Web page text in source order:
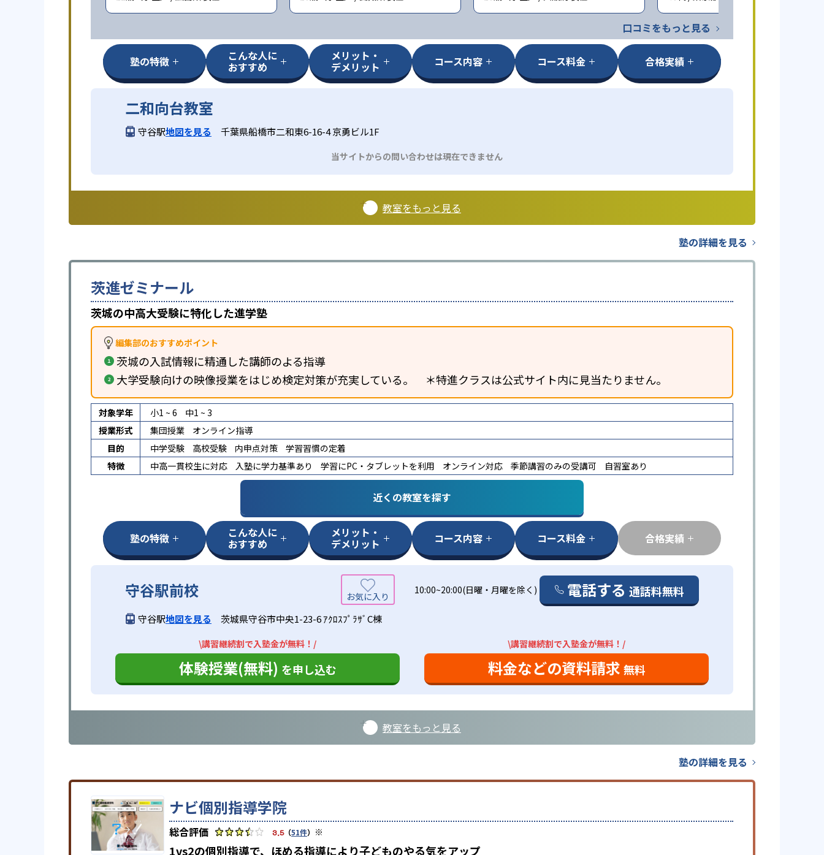
口コミをもっと見る
塾の特徴 こんな人に
おすすめ
メリット・
デメリット コース内容 コース料金 合格実績
二和向台教室
守谷駅地図を見る 千葉県船橋市二和東6-16-4 京勇ビル1F
当サイトからの問い合わせは現在できません
教室をもっと見る
塾の詳細を見る
茨進ゼミナール
茨城の中高大受験に特化した進学塾
編集部のおすすめポイント
茨城の入試情報に精通した講師のよる指導
大学受験向けの映像授業をはじめ検定対策が充実している。 ＊特進クラスは公式サイト内に見当たりません。
対象学年 小1 ~ 6
中1 ~ 3
授業形式
集団授業
オンライン指導
目的
中学受験 高校受験 内申点対策
学習習慣の定着
特徴
中高一貫校生に対応 入塾に学力基準あり 学習にPC・タブレットを利用 オンライン対応 季節講習のみの受講可 自習室あり
近くの教室を探す
塾の特徴 こんな人に
おすすめ
メリット・
デメリット コース内容 コース料金 合格実績
守谷駅前校 10:00~20:00(日曜・月曜を除く) 電話する 通話料無料
守谷駅地図を見る 茨城県守谷市中央1-23-6 ｱｸﾛｽﾌﾟﾗｻﾞC棟
\講習継続割で入塾金が無料！/
体験授業(無料) を申し込む
\講習継続割で入塾金が無料！/
料金などの資料請求 無料
教室をもっと見る
塾の詳細を見る
ナビ個別指導学院
3.5（51件） ※
1vs2の個別指導で、ほめる指導により子どものやる気をアップ